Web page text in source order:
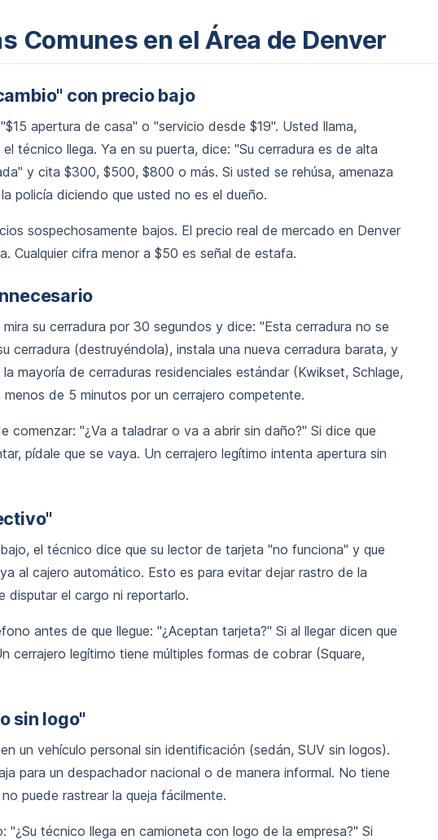
Comunes en el Área de Denver
con precio bajo
apertura de casa" o "servicio desde $19". Usted llama,
técnico llega. Ya en su puerta, dice: "Su cerradura es de alta
y cita $300, $500, $800 o más. Si usted se rehúsa, amenaza
policía diciendo que usted no es el dueño.
sospechosamente bajos. El precio real de mercado en Denver
Cualquier cifra menor a $50 es señal de estafa.
su cerradura por 30 segundos y dice: "Esta cerradura no se
cerradura (destruyéndola), instala una nueva cerradura barata, y
mayoría de cerraduras residenciales estándar (Kwikset, Schlage,
de 5 minutos por un cerrajero competente.
comenzar: "¿Va a taladrar o va a abrir sin daño?" Si dice que
pídale que se vaya. Un cerrajero legítimo intenta apertura sin
el técnico dice que su lector de tarjeta "no funciona" y que
al cajero automático. Esto es para evitar dejar rastro de la
el cargo ni reportarlo.
antes de que llegue: "¿Aceptan tarjeta?" Si al llegar dicen que
cerrajero legítimo tiene múltiples formas de cobrar (Square,
sin logo"
un vehículo personal sin identificación (sedán, SUV sin logos).
para un despachador nacional o de manera informal. No tiene
puede rastrear la queja fácilmente.
"¿Su técnico llega en camioneta con logo de la empresa?" Si